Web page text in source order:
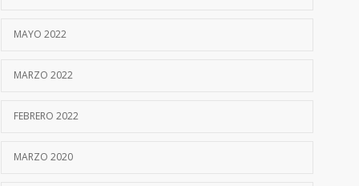
MAYO 2022
MARZO 2022
FEBRERO 2022
MARZO 2020